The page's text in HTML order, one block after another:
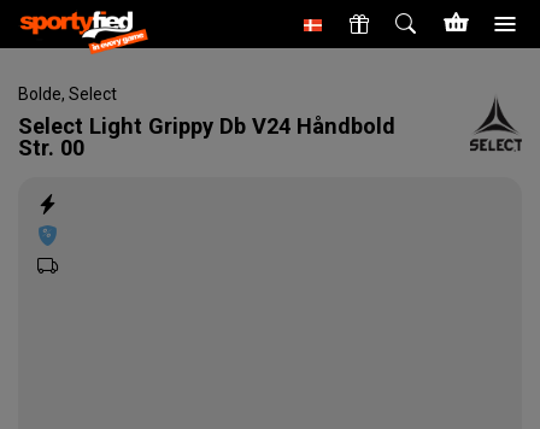
Bolde, Select
Select Light Grippy Db V24 Håndbold
Str. 00